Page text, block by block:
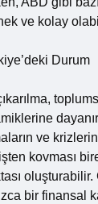
ve kolay
Durum
ve krizlerin
kovması
oluşturabilir.
bir finansal